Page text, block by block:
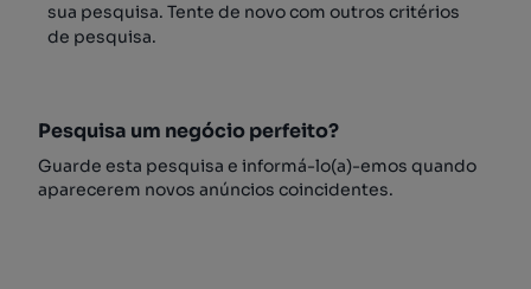
sua pesquisa. Tente de novo com outros critérios
de pesquisa.
Pesquisa um negócio perfeito?
Guarde esta pesquisa e informá-lo(a)-emos quando
aparecerem novos anúncios coincidentes.